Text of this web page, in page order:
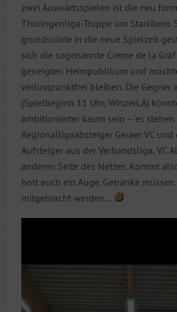
zwei Auswärtsspielen ist die neu
Thüringenliga-Truppe um Starlibero
grundsolide in die neue Spielzeit
sich die sogenannte Creme de la
geneigten Heimpublikum und
verlustpunktfrei bleiben. Die Gegner
(Spielbeginn 11 Uhr, WinzerLA)
ambitionierter kaum sein – es stehen
Regionalligaabsteiger Geraer VC
Aufsteiger aus der Verbandsliga, VC
anderen Seite des Netzes. Kommt
holt euch ein Auge. Getränke
mitgebracht werden…